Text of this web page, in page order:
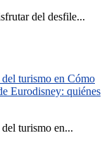
del desfile...
turismo en Cómo
Eurodisney: quiénes
turismo en...